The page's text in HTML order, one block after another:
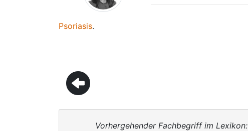
Psoriasis.
Vorhergehender Fachbegriff im Lexikon: